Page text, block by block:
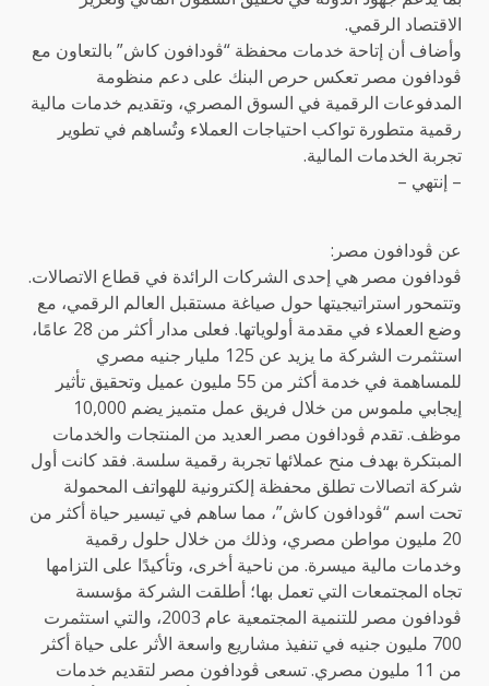
الاقتصاد الرقمي.
وأضاف أن إتاحة خدمات محفظة “ڤودافون كاش” بالتعاون مع
ڤودافون مصر تعكس حرص البنك على دعم منظومة
المدفوعات الرقمية في السوق المصري، وتقديم خدمات مالية
رقمية متطورة تواكب احتياجات العملاء وتُساهم في تطوير
تجربة الخدمات المالية.
– إنتهي –
عن ڤودافون مصر:
ڤودافون مصر هي إحدى الشركات الرائدة في قطاع الاتصالات.
وتتمحور استراتيجيتها حول صياغة مستقبل العالم الرقمي، مع
وضع العملاء في مقدمة أولوياتها. فعلى مدار أكثر من 28 عامًا،
استثمرت الشركة ما يزيد عن 125 مليار جنيه مصري
للمساهمة في خدمة أكثر من 55 مليون عميل وتحقيق تأثير
إيجابي ملموس من خلال فريق عمل متميز يضم 10,000
موظف. تقدم ڤودافون مصر العديد من المنتجات والخدمات
المبتكرة بهدف منح عملائها تجربة رقمية سلسة. فقد كانت أول
شركة اتصالات تطلق محفظة إلكترونية للهواتف المحمولة
تحت اسم “ڤودافون كاش”، مما ساهم في تيسير حياة أكثر من
20 مليون مواطن مصري، وذلك من خلال حلول رقمية
وخدمات مالية ميسرة. من ناحية أخرى، وتأكيدًا على التزامها
تجاه المجتمعات التي تعمل بها؛ أطلقت الشركة مؤسسة
ڤودافون مصر للتنمية المجتمعية عام 2003، والتي استثمرت
700 مليون جنيه في تنفيذ مشاريع واسعة الأثر على حياة أكثر
من 11 مليون مصري. تسعى ڤودافون مصر لتقديم خدمات